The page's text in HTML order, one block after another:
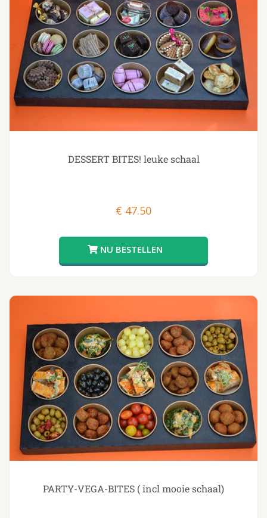
DESSERT BITES! leuke schaal
€ 47.50
PARTY-VEGA-BITES ( incl mooie schaal)